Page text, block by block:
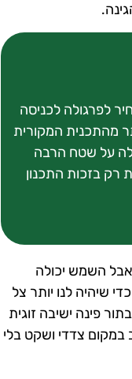
לפרגולה לכניסה
מהתכנית המקורית
על שטח הרבה
רק בזכות התכנון
השמש יכולה
שיהיה לנו יותר צל
פינה ישיבה זוגית
צדדי ושקט בלי